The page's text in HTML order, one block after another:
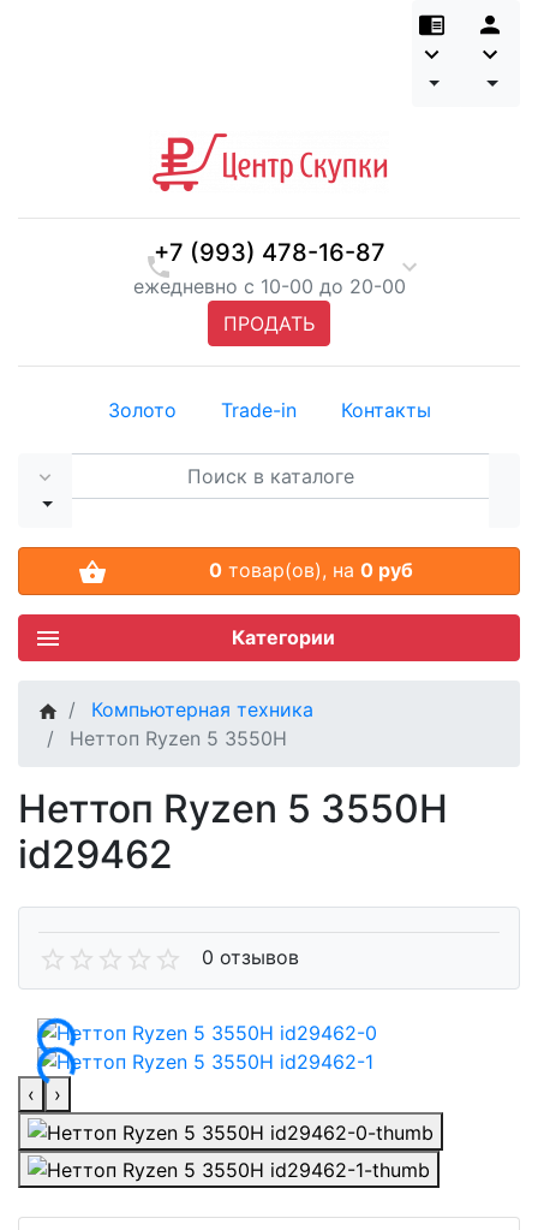
+7 (993) 478-16-87
ежедневно с 10-00 до 20-00
ПРОДАТЬ
Золото Trade-in Контакты
0товар(ов), на 0 руб
Категории
Компьютерная техника
Неттоп Ryzen 5 3550H
Неттоп Ryzen 5 3550H
id29462
0 отзывов
‹ ›